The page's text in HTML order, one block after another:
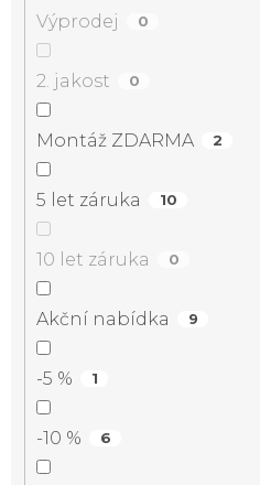
Výprodej 0
2. jakost 0
Montáž ZDARMA 2
5 let záruka 10
10 let záruka 0
Akční nabídka 9
-5 % 1
-10 % 6